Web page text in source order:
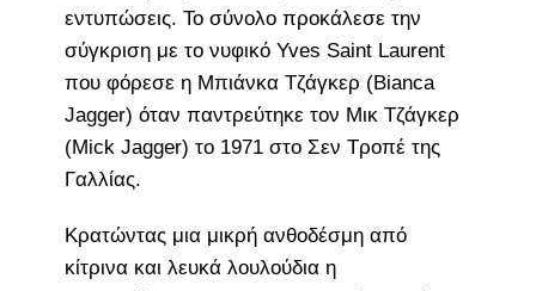
εντυπώσεις. Το σύνολο προκάλεσε την
σύγκριση με το νυφικό Yves Saint Laurent
που φόρεσε η Μπιάνκα Τζάγκερ (Bianca
Jagger) όταν παντρεύτηκε τον Μικ Τζάγκερ
(Mick Jagger) το 1971 στο Σεν Τροπέ της
Γαλλίας.
Κρατώντας μια μικρή ανθοδέσμη από
κίτρινα και λευκά λουλούδια η